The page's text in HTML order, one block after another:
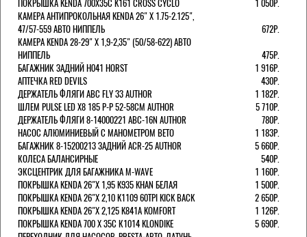
ПОКРЫШКА KENDA 700Х35С K161 CROSS CYCLO
1 050Р.
КАМЕРА АНТИПРОКОЛЬНАЯ KENDA 26" Х 1.75-2.125",
47/57-559 АВТО НИППЕЛЬ
672Р.
КАМЕРА KENDA 28-29" Х 1,9-2,35" (50/58-622) АВТО
НИППЕЛЬ
475Р.
БАГАЖНИК ЗАДНИЙ H041 HORST
1 916Р.
АПТЕЧКА RED DEVILS
430Р.
ДЕРЖАТЕЛЬ ФЛЯГИ АВС FLY 33 AUTHOR
1 182Р.
ШЛЕМ PULSE LED X8 185 Р-Р 52-58СМ AUTHOR
5 710Р.
ДЕРЖАТЕЛЬ ФЛЯГИ 8-14000221 ABC-16N AUTHOR
780Р.
НАСОС АЛЮМИНИЕВЫЙ С МАНОМЕТРОМ BETO
1 183Р.
БАГАЖНИК 8-15200213 ЗАДНИЙ ACR-25 AUTHOR
5 660Р.
КОЛЕСА БАЛАНСИРНЫЕ
540Р.
ЭКСЦЕНТРИК ДЛЯ БАГАЖНИКА M-WAVE
1 160Р.
ПОКРЫШКА KENDA 26"Х 1,95 K935 KHAN БЕЛАЯ
1 500Р.
ПОКРЫШКА KENDA 26"Х 2,10 K1109 60TPI KICK BACK
2 650Р.
ПОКРЫШКА KENDA 26"Х 2,125 K841A KOMFORT
1 126Р.
ПОКРЫШКА KENDA 700 Х 35С К1014 KLONDIKE
5 690Р.